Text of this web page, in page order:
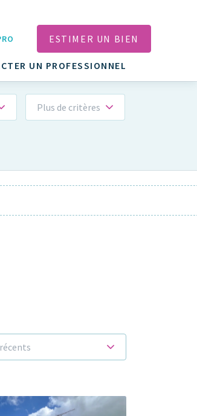
UN PROFESSIONNEL
ESTIMER UN BIEN
Plus de critères